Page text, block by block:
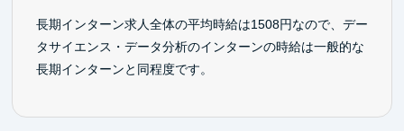
長期インターン求人全体の平均時給は1508円なので、デー
タサイエンス・データ分析のインターンの時給は一般的な
長期インターンと同程度です。